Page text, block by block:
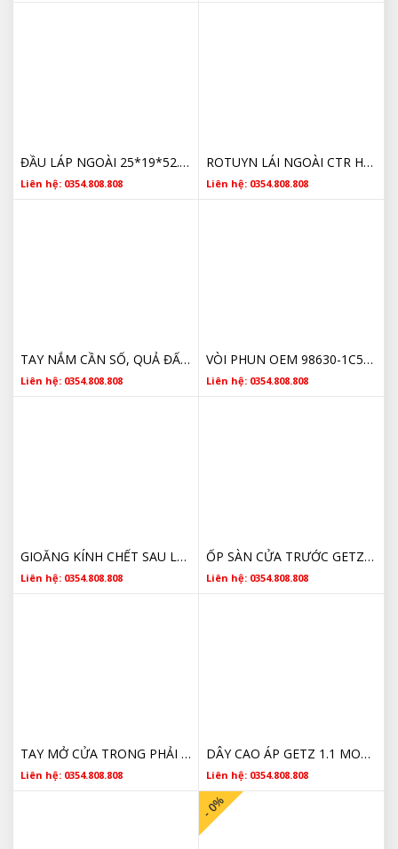
ĐẦU LÁP NGOÀI 25*19*52.5 HYUNDAI GETZ 1.1 TOK-13-06225
Liên hệ: 0354.808.808
ROTUYN LÁI NGOÀI CTR HYUNDAI GETZ 568201C080
Liên hệ: 0354.808.808
TAY NẮM CẦN SỐ, QUẢ ĐẤM CẦN SỐ HYUNDAI GEZT,STAREX 437112C500WK
Liên hệ: 0354.808.808
VÒI PHUN OEM 98630-1C510 HYUNDAI GETZ CLICK 02-06
Liên hệ: 0354.808.808
GIOĂNG KÍNH CHẾT SAU LÁI GETZ 2006-2010 835331C000
Liên hệ: 0354.808.808
ỐP SÀN CỬA TRƯỚC GETZ, NẸP SÀN 858721C010WK GIÁ RẺ
Liên hệ: 0354.808.808
TAY MỞ CỬA TRONG PHẢI ĐEN MẠ GETZ 82620-1C030R
Liên hệ: 0354.808.808
DÂY CAO ÁP GETZ 1.1 MORNING 04-11 HÀNG XỊN 27501 02H00
Liên hệ: 0354.808.808
- 0%